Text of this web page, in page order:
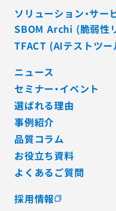
ソリューション・サー
SBOM Archi (脆弱性
TFACT (AIテストツー
ニュース
セミナー・イベント
選ばれる理由
事例紹介
品質コラム
お役立ち資料
よくあるご質問
採用情報